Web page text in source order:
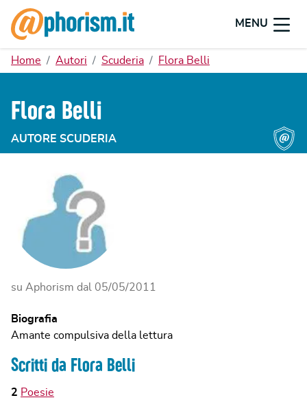
MENU
Home Autori Scuderia Flora Belli
Flora Belli
AUTORE SCUDERIA
su Aphorism dal 05/05/2011
Biografia
Amante compulsiva della lettura
Scritti da Flora Belli
2 Poesie